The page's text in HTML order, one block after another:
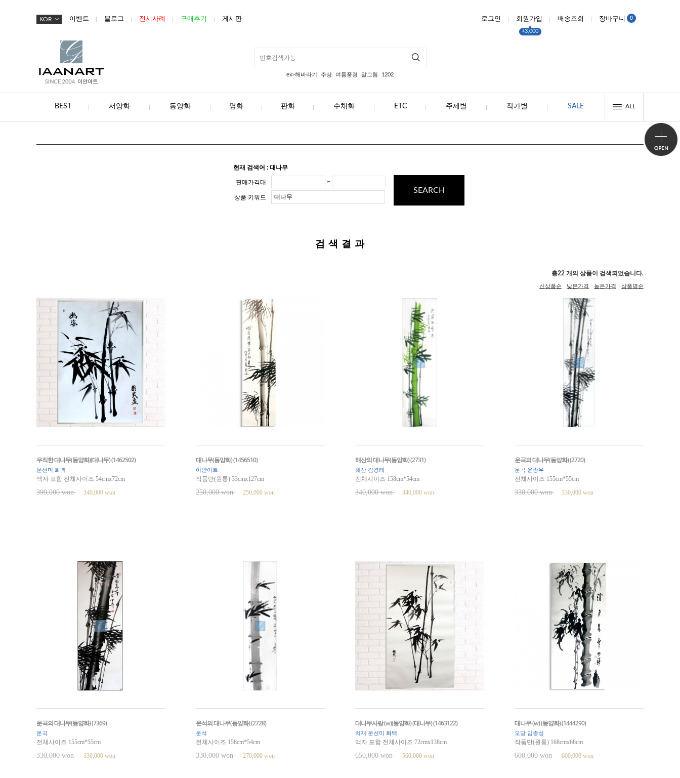
KOR 이벤트 블로그 전시사례 구매후기 게시판 로그인 회원가입
+3,000
배송조회 장바구니 0
ex>해바라기 추상 여름풍경 말그림 1202
BEST 서양화 동양화 명화 판화 수채화 ETC 주제별 작가별 SALE ALL
현재 검색어 : 대나무
판매가격대 ~
SEARCH
상품 키워드
검 색 결 과
총22 개의 상품이 검색되었습니다.
상품명순
높은가격
낮은가격
신상품순
우직한 대나무(동양화)(대나무) (1462502)
문선미 화백
액자 포함 전체사이즈 54cmx72cm
390,000 won 340,000 won
대나무(동양화) (1456510)
이안아트
작품만(원통) 33cmx127cm
250,000 won 250,000 won
해산의 대나무(동양화) (2731)
해산 김경래
전체사이즈 158cm*54cm
340,000 won 340,000 won
운곡의 대나무(동양화) (2720)
운곡 윤종우
전체사이즈 155cm*55cm
330,000 won 330,000 won
운곡의 대나무(동양화) (7369)
운곡
전체사이즈 155cm*55cm
330,000 won 330,000 won
운석의 대나무(동양화) (2728)
운석
전체사이즈 158cm*54cm
330,000 won 270,000 won
대나무사랑 (w)(동양화) (대나무) (1463122)
치재 문선미 화백
액자 포함 전체사이즈 72cmx138cm
650,000 won 560,000 won
대나무 (w) (동양화) (1444290)
오당 임종성
작품만(원통) 168cmx68cm
600,000 won 600,000 won